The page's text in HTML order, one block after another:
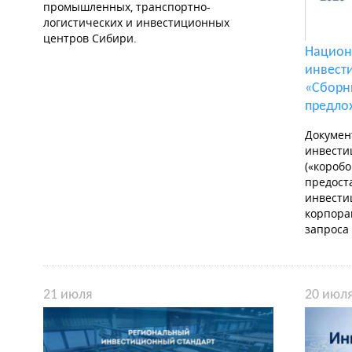
промышленных, транспортно-
логистических и инвестиционных
центров Сибири.
21 июля 20